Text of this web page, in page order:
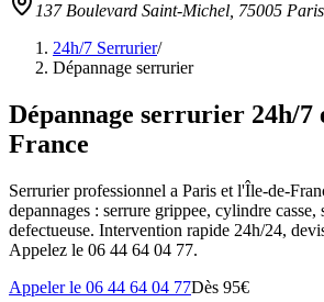
137 Boulevard Saint-Michel 75005 Paris
24h/7 Serrurier/
Dépannage serrurier
Dépannage serrurier 24h/7
France
Serrurier professionnel a Paris et l'Île-de-
depannages : serrure grippee, cylindre casse,
defectueuse. Intervention rapide 24h/24,
Appelez le 06 44 64 04 77.
Appeler le 06 44 64 04 77Dès 95€